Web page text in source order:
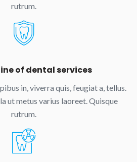
rutrum.
of dental services
in, viverra quis, feugiat a, tellus.
ut metus varius laoreet. Quisque
rutrum.